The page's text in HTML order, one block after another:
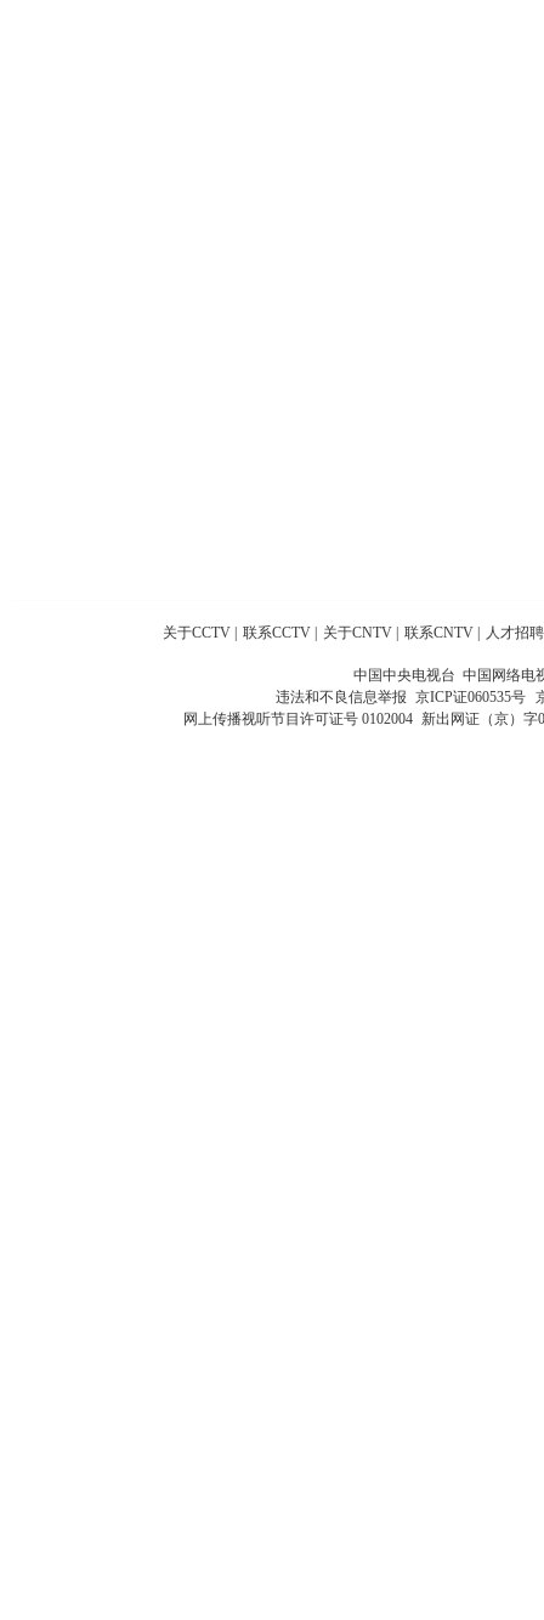
关于CCTV 联系CCTV 关于CNTV 联系CNTV 人才招聘
中国中央电视台 中国网络电
违法和不良信息举报 京ICP证060535号
网上传播视听节目许可证号 0102004 新出网证（京）